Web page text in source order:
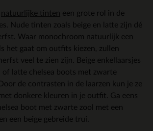
natuurlijke tinten een grote rol in de
Nude tinten zoals beige en latte zijn dé
Waar monochroom natuurlijk een
het gaat om outfits kiezen, zullen
veel te zien zijn. Beige enkellaarsjes
of latte chelsea boots met zwarte
de contrasten in de laarzen kun je ze
donkere kleuren in je outfit. Ga eens
boot met zwarte zool met een
een beige gebreide trui.